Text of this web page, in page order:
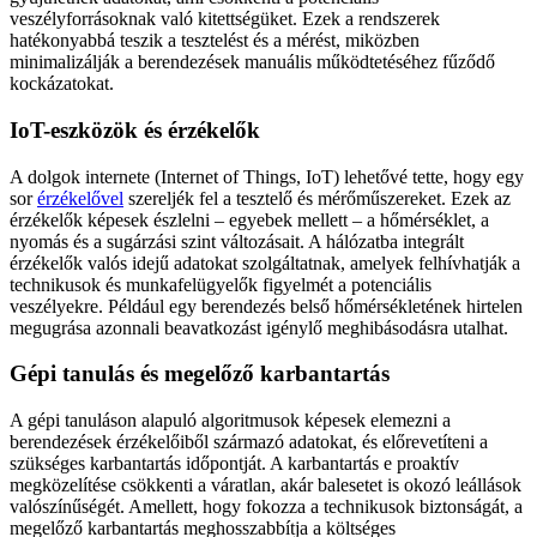
veszélyforrásoknak való kitettségüket. Ezek a rendszerek
hatékonyabbá teszik a tesztelést és a mérést, miközben
minimalizálják a berendezések manuális működtetéséhez fűződő
kockázatokat.
IoT-eszközök és érzékelők
A dolgok internete (Internet of Things, IoT) lehetővé tette, hogy egy
sorérzékelővel szereljék fel a tesztelő és mérőműszereket. Ezek az
érzékelők képesek észlelni – egyebek mellett – a hőmérséklet, a
nyomás és a sugárzási szint változásait. A hálózatba integrált
érzékelők valós idejű adatokat szolgáltatnak, amelyek felhívhatják a
technikusok és munkafelügyelők figyelmét a potenciális
veszélyekre. Például egy berendezés belső hőmérsékletének hirtelen
megugrása azonnali beavatkozást igénylő meghibásodásra utalhat.
Gépi tanulás és megelőző karbantartás
A gépi tanuláson alapuló algoritmusok képesek elemezni a
berendezések érzékelőiből származó adatokat, és előrevetíteni a
szükséges karbantartás időpontját. A karbantartás e proaktív
megközelítése csökkenti a váratlan, akár balesetet is okozó leállások
valószínűségét. Amellett, hogy fokozza a technikusok biztonságát, a
megelőző karbantartás meghosszabbítja a költséges